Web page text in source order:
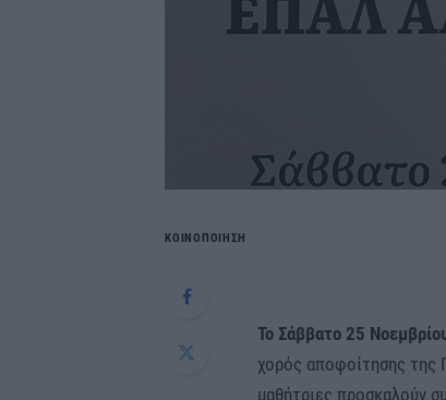
ΚΟΙΝΟΠΟΙΗΣΗ
Το Σάββατο 25
χορός αποφοίτησης της
μαθήτριες προσκαλούν